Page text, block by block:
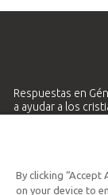
Respuestas en
a ayudar a los
By clicking
on your device to